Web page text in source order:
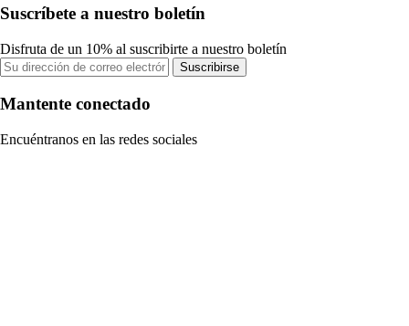
Suscríbete a nuestro boletín
Disfruta de un 10% al suscribirte a nuestro boletín
Suscribirse
Mantente conectado
Encuéntranos en las redes sociales